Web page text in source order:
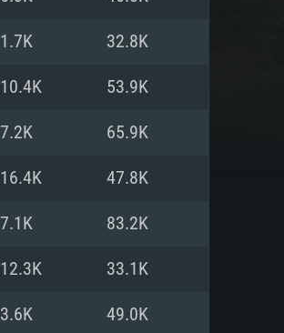
Linux
1.7K 32.8K
10.4K 53.9K
7.2K 65.9K
16.4K 47.8K
7.1K 83.2K
12.3K 33.1K
3.6K 49.0K